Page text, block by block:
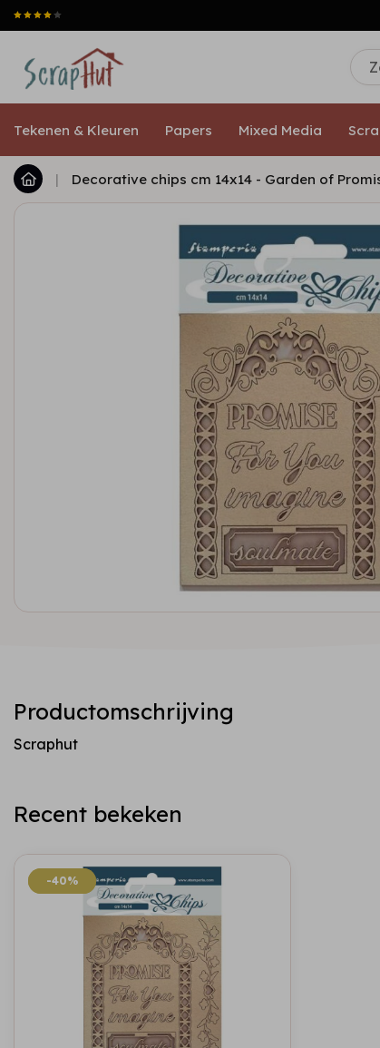
Tekenen & Kleuren Papers Mixed Media
| Decorative chips cm 14x14 - Garden of
Productomschrijving
Scraphut
Recent bekeken
-40%
-40%